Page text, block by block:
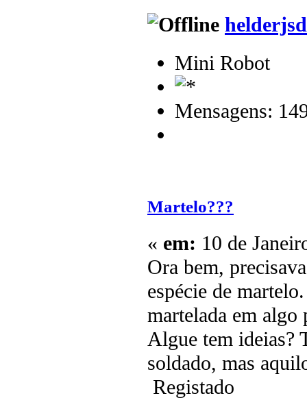
helderjsd
Mini Robot
Mensagens:
Martelo???
« em: 10 de
Ora bem,
espécie de
martelada em
Algue tem ideias?
soldado, mas
Registado